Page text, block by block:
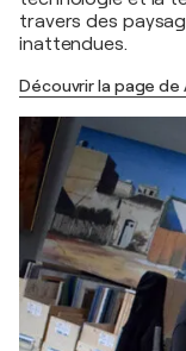
travers des
inattendues.
Découvrir la page de